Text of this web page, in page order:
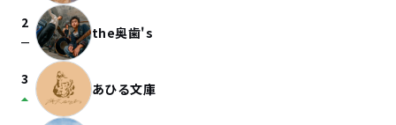
2
check_indeterminate_small the奥歯's
3
arrow_drop_up あひる文庫